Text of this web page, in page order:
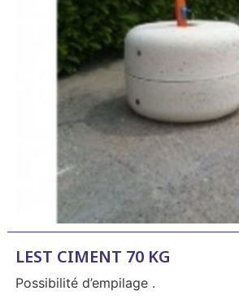
LEST CIMENT 70 KG
Possibilité d’empilage .